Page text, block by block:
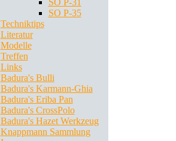
SO P-31
SO P-35
Techniktips
Literatur
Modelle
Treffen
Links
Badura's Bulli
Badura's Karmann-Ghia
Badura's Eriba Pan
Badura's CrossPolo
Badura's Hazet Werkzeug
Knappmann Sammlung